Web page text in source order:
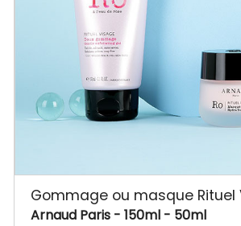
Gommage ou masque Rituel
Arnaud Paris - 150ml - 50ml